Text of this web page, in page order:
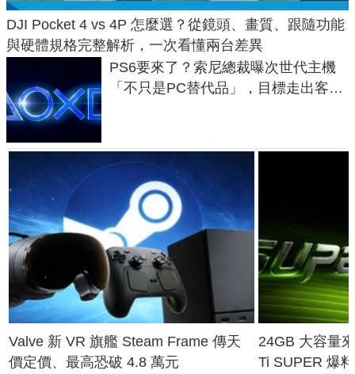
DJI Pocket 4 vs 4P 怎麼選？從鏡頭、畫質、跟隨功能
與硬體規格完整解析，一次看懂兩台差異
PS6要來了？索尼總裁曝次世代主機
「不只是PC替代品」，目標走出客
Valve 新 VR 旗艦 Steam Frame 傳天
價定價、最高恐破 4.8 萬元
24GB 大容量
Ti SUPER 爆